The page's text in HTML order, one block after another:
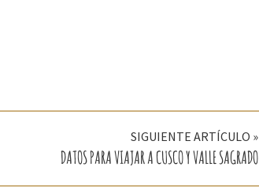
SIGUIENTE ARTÍCULO »
DATOS PARA VIAJAR A CUSCO Y VALLE SAGRADO